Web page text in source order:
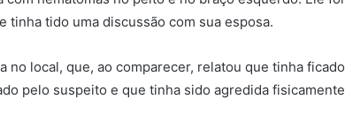
tinha tido uma discussão com sua esposa.
no local, que, ao comparecer, relatou que tinha ficado
pelo suspeito e que tinha sido agredida fisicamente